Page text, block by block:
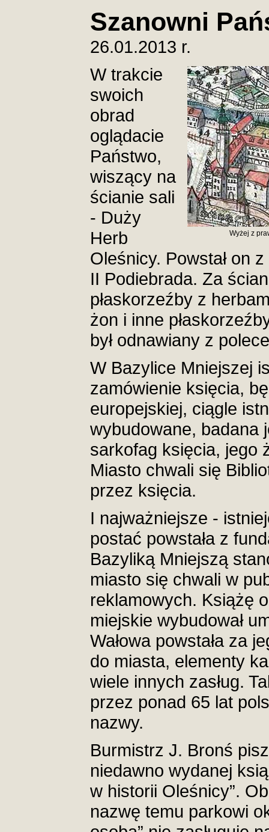
Szanowni
26.01.2013 r.
Wyżej z
W trakcie
swoich
obrad
oglądacie
Państwo,
wiszący na
ścianie sali
- Duży
Herb
Oleśnicy. Powstał on
II Podiebrada. Za
płaskorzeźby z
żon i inne
był odnawiany z
W Bazylice Mniejszej
zamówienie księcia,
europejskiej, ciągle
wybudowane, badana
sarkofag księcia, jego
Miasto chwali się
przez księcia.
I najważniejsze -
postać powstała z
Bazyliką Mniejszą
miasto się chwali w
reklamowych. Książę
miejskie wybudował
Wałowa powstała za
do miasta, elementy
wiele innych zasług.
przez ponad 65 lat
nazwy.
Burmistrz J. Bronś
niedawno wydanej
w historii Oleśnicy”.
nazwę temu parkowi